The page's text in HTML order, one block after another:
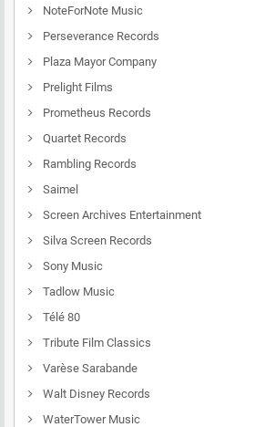
NoteForNote Music
Perseverance Records
Plaza Mayor Company
Prelight Films
Prometheus Records
Quartet Records
Rambling Records
Saimel
Screen Archives Entertainment
Silva Screen Records
Sony Music
Tadlow Music
Télé 80
Tribute Film Classics
Varèse Sarabande
Walt Disney Records
WaterTower Music